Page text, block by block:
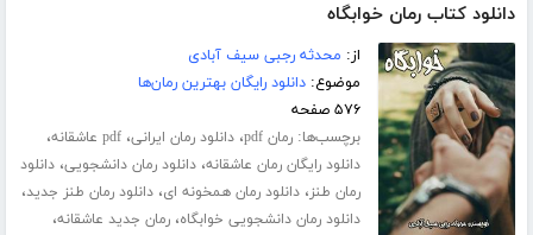
دانلود کتاب رمان خوابگاه
از: محدثه رجبی سیف آبادی
موضوع:دانلود رایگان بهترین رمان‌ها
۵۷۶ صفحه
برچسب‌ها:رمان pdf ،دانلود رمان ایرانی،pdf عاشقانه ،
دانلود رایگان رمان عاشقانه،دانلود رمان دانشجویی،دانلود
رمان طنز،دانلود رمان همخونه ای،دانلود رمان طنز جدید،
دانلود رمان دانشجویی خوابگاه،رمان جدید عاشقانه،